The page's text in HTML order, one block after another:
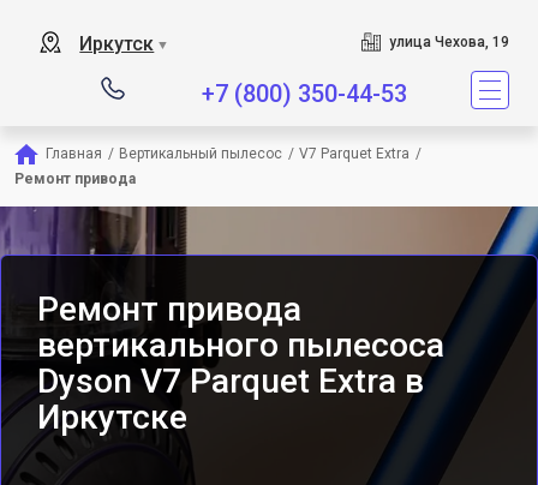
Иркутск ▼ улица Чехова, 19
+7 (800) 350-44-53
Главная / Вертикальный пылесос / V7 Parquet Extra /
Ремонт привода
Ремонт привода
вертикального пылесоса
Dyson V7 Parquet Extra в
Иркутске